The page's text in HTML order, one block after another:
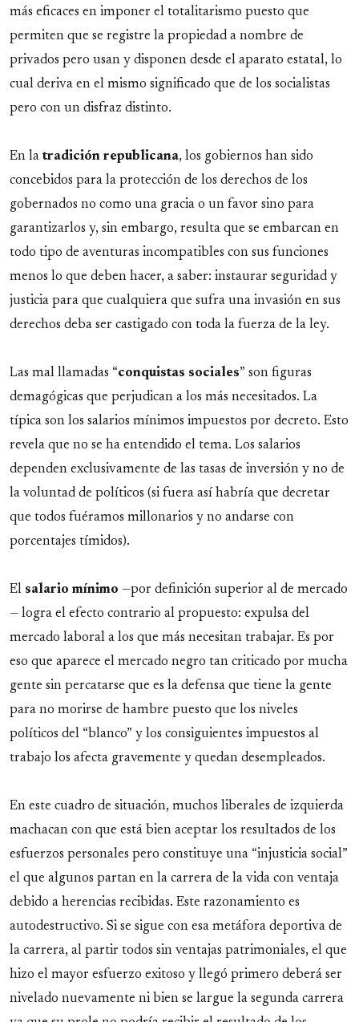
más eficaces en imponer el totalitarismo puesto que
permiten que se registre la propiedad a nombre de
privados pero usan y disponen desde el aparato estatal, lo
cual deriva en el mismo significado que de los socialistas
pero con un disfraz distinto.
En la tradición republicana, los gobiernos han sido
concebidos para la protección de los derechos de los
gobernados no como una gracia o un favor sino para
garantizarlos y, sin embargo, resulta que se embarcan en
todo tipo de aventuras incompatibles con sus funciones
menos lo que deben hacer, a saber: instaurar seguridad y
justicia para que cualquiera que sufra una invasión en sus
derechos deba ser castigado con toda la fuerza de la ley.
Las mal llamadas “conquistas sociales” son figuras
demagógicas que perjudican a los más necesitados. La
típica son los salarios mínimos impuestos por decreto. Esto
revela que no se ha entendido el tema. Los salarios
dependen exclusivamente de las tasas de inversión y no de
la voluntad de políticos (si fuera así habría que decretar
que todos fuéramos millonarios y no andarse con
porcentajes tímidos).
El salario mínimo —por definición superior al de mercado
— logra el efecto contrario al propuesto: expulsa del
mercado laboral a los que más necesitan trabajar. Es por
eso que aparece el mercado negro tan criticado por mucha
gente sin percatarse que es la defensa que tiene la gente
para no morirse de hambre puesto que los niveles
políticos del “blanco” y los consiguientes impuestos al
trabajo los afecta gravemente y quedan desempleados.
En este cuadro de situación, muchos liberales de izquierda
machacan con que está bien aceptar los resultados de los
esfuerzos personales pero constituye una “injusticia social”
el que algunos partan en la carrera de la vida con ventaja
debido a herencias recibidas. Este razonamiento es
autodestructivo. Si se sigue con esa metáfora deportiva de
la carrera, al partir todos sin ventajas patrimoniales, el que
hizo el mayor esfuerzo exitoso y llegó primero deberá ser
nivelado nuevamente ni bien se largue la segunda carrera